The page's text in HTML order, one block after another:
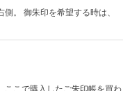
。 御朱印を希望する時は、
ここで購入したご朱印帳を買わ